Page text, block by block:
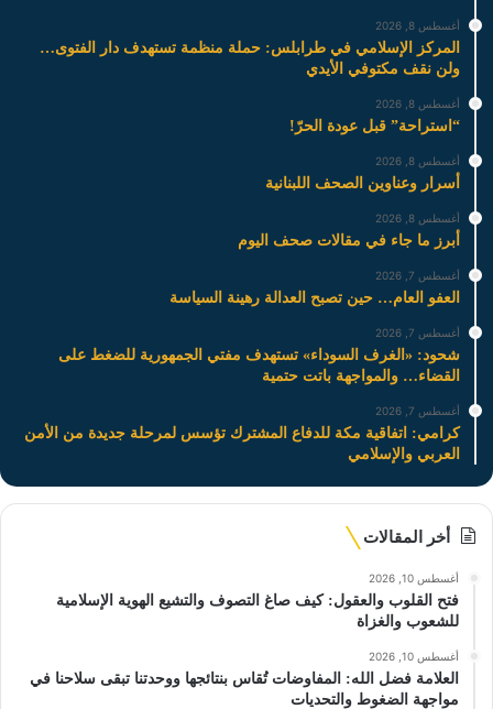
أغسطس 8, 2026
المركز الإسلامي في طرابلس: حملة منظمة تستهدف دار الفتوى…
ولن نقف مكتوفي الأيدي
أغسطس 8, 2026
“استراحة” قبل عودة الحرّ!
أغسطس 8, 2026
أسرار وعناوين الصحف اللبنانية
أغسطس 8, 2026
أبرز ما جاء في مقالات صحف اليوم
أغسطس 7, 2026
العفو العام… حين تصبح العدالة رهينة السياسة
أغسطس 7, 2026
شحود: «الغرف السوداء» تستهدف مفتي الجمهورية للضغط على
القضاء… والمواجهة باتت حتمية
أغسطس 7, 2026
كرامي: اتفاقية مكة للدفاع المشترك تؤسس لمرحلة جديدة من الأمن
العربي والإسلامي
أخر المقالات
أغسطس 10, 2026
فتح القلوب والعقول: كيف صاغ التصوف والتشيع الهوية الإسلامية
للشعوب والغزاة
أغسطس 10, 2026
العلامة فضل الله: المفاوضات تُقاس بنتائجها ووحدتنا تبقى سلاحنا في
مواجهة الضغوط والتحديات